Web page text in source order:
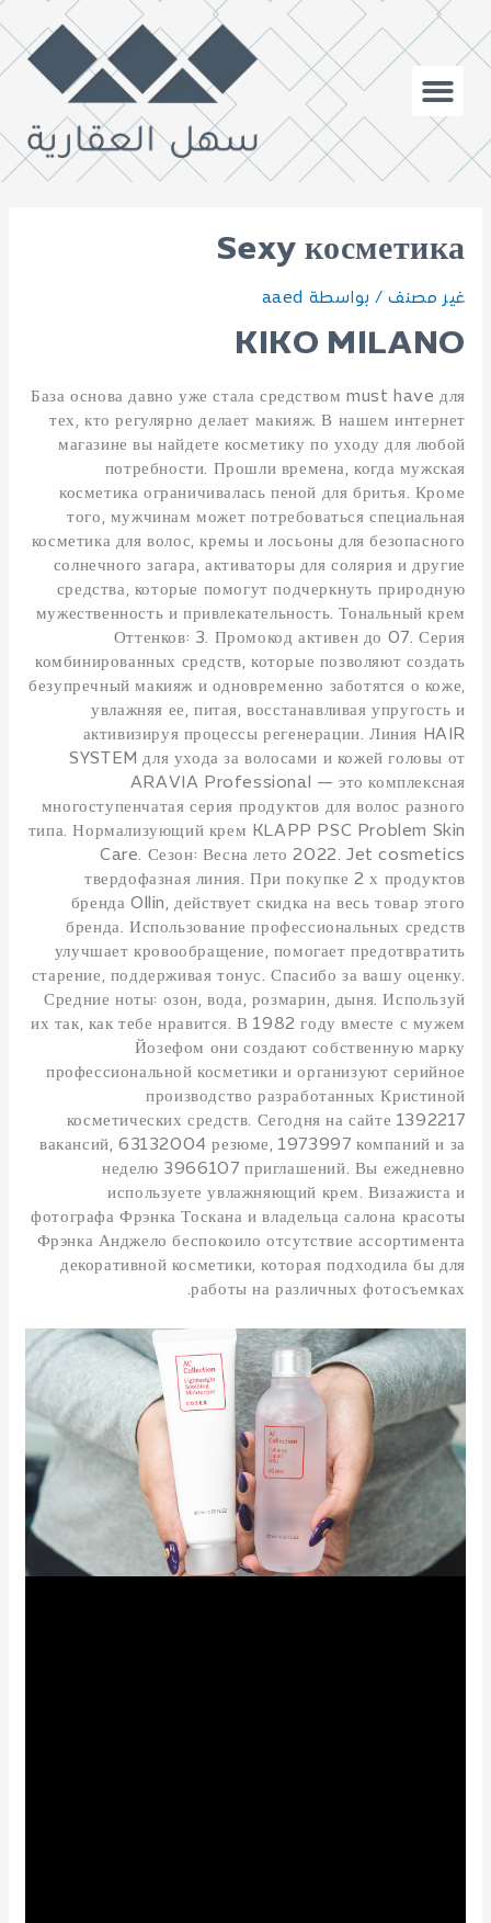
Sexy косметика
غير مصنف/ بواسطة aaed
KIKO MILANO
База основа давно уже стала средством must have для
тех, кто регулярно делает макияж. В нашем интернет
магазине вы найдете косметику по уходу для любой
потребности. Прошли времена, когда мужская
косметика ограничивалась пеной для бритья. Кроме
того, мужчинам может потребоваться специальная
косметика для волос, кремы и лосьоны для безопасного
солнечного загара, активаторы для солярия и другие
средства, которые помогут подчеркнуть природную
мужественность и привлекательность. Тональный крем
Оттенков: 3. Промокод активен до 07. Серия
комбинированных средств, которые позволяют создать
безупречный макияж и одновременно заботятся о коже,
увлажняя ее, питая, восстанавливая упругость и
активизируя процессы регенерации. Линия HAIR
SYSTEM для ухода за волосами и кожей головы от
ARAVIA Professional — это комплексная
многоступенчатая серия продуктов для волос разного
типа. Нормализующий крем KLAPP PSC Problem Skin
Care. Сезон: Весна лето 2022. Jet cosmetics
твердофазная линия. При покупке 2 х продуктов
бренда Ollin, действует скидка на весь товар этого
бренда. Использование профессиональных средств
улучшает кровообращение, помогает предотвратить
старение, поддерживая тонус. Спасибо за вашу оценку.
Средние ноты: озон, вода, розмарин, дыня. Используй
их так, как тебе нравится. В 1982 году вместе с мужем
Йозефом они создают собственную марку
профессиональной косметики и организуют серийное
производство разработанных Кристиной
косметических средств. Сегодня на сайте 1392217
вакансий, 63132004 резюме, 1973997 компаний и за
неделю 3966107 приглашений. Вы ежедневно
используете увлажняющий крем. Визажиста и
фотографа Фрэнка Тоскана и владельца салона красоты
Фрэнка Анджело беспокоило отсутствие ассортимента
декоративной косметики, которая подходила бы для
работы на различных фотосъемках.